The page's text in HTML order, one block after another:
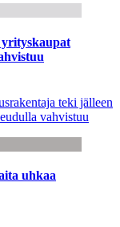
teki jälleen
vahvistuu
uhkaa